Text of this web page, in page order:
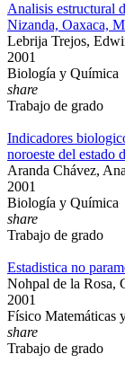
Analisis estructural
Nizanda, Oaxaca,
Lebrija Trejos,
2001
Biología y Química
share
Trabajo de grado
Indicadores
noroeste del estado
Aranda Chávez,
2001
Biología y Química
share
Trabajo de grado
Estadistica no
Nohpal de la Rosa,
2001
Físico Matemáticas
share
Trabajo de grado